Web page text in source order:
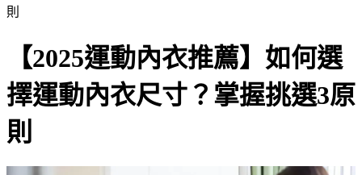
則
【2025運動內衣推薦】如何選
擇運動內衣尺寸？掌握挑選3原
則